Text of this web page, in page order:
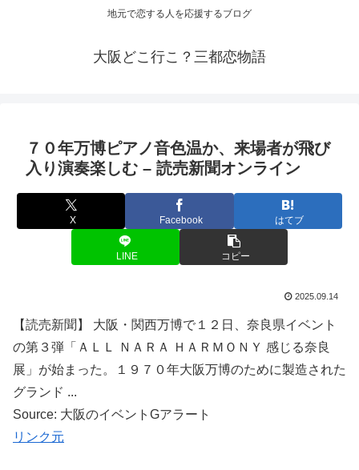
地元で恋する人を応援するブログ
大阪どこ行こ？三都恋物語
７０年万博ピアノ音色温か、来場者が飛び
入り演奏楽しむ – 読売新聞オンライン
X Facebook はてブ
LINE コピー
2025.09.14
【読売新聞】 大阪・関西万博で１２日、奈良県イベント
の第３弾「ＡＬＬ ＮＡＲＡ ＨＡＲＭＯＮＹ 感じる奈良
展」が始まった。１９７０年大阪万博のために製造された
グランド ...
Source: 大阪のイベントGアラート
リンク元